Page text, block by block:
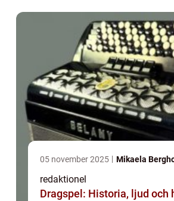
05 november 2025 Mikaela
redaktionel
Dragspel: Historia, ljud och